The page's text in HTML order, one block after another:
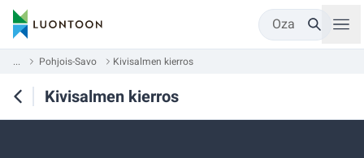
Oza
... Pohjois-Savo Kivisalmen kierros
Kivisalmen kierros